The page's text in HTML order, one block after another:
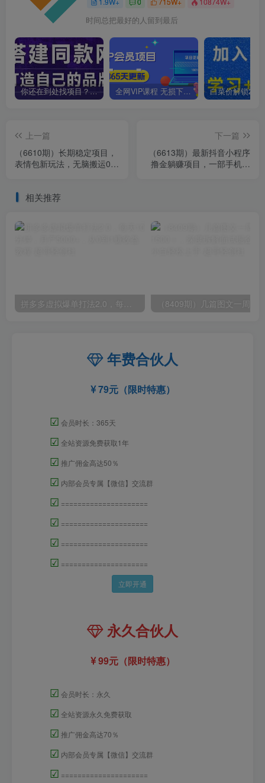
时间总把最好的人留到最后
你还在到处找项目？还在当韭菜？我靠卖项目一个月收入5万+，曾经我也是个失败者。 全网VIP课程 无损下载~
上一篇
（6610期）长期稳定项目，
表情包新玩法，无脑搬运0基
下一篇
（6613期）最新抖音小程序
撸金躺赚项目，一部手机每
相关推荐
年费合伙人
79元（限时特惠）
☑ 会员时长：365天
☑ 全站资源免费获取1年
☑ 推广佣金高达50％
☑ 内部会员专属【微信】交流群
☑ =====================
☑ =====================
☑ =====================
☑ =====================
立即开通
永久合伙人
99元（限时特惠）
☑ 会员时长：永久
☑ 全站资源永久免费获取
☑ 推广佣金高达70％
☑ 内部会员专属【微信】交流群
☑ =====================